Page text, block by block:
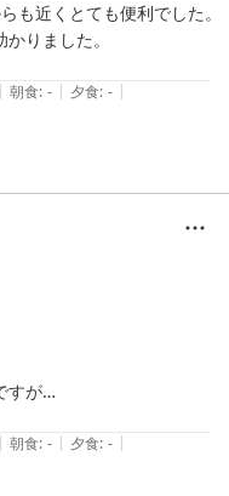
も近くとても便利でした。
りました。
| 朝食: - | 夕食: - |
すが
| 朝食: - | 夕食: - |